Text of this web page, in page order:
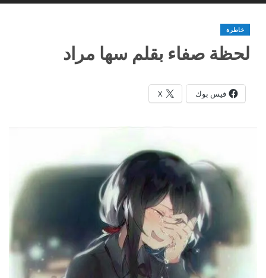
خاطرة
لحظة صفاء بقلم سها مراد
فيس بوك X